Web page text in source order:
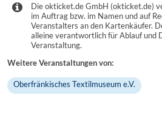
Die okticket.de GmbH (okticket.de)
im Auftrag bzw. im Namen und auf
Veranstalters an den Kartenkäufer.
alleine verantwortlich für Ablauf und
Veranstaltung.
Weitere Veranstaltungen von:
Oberfränkisches Textilmuseum e.V.